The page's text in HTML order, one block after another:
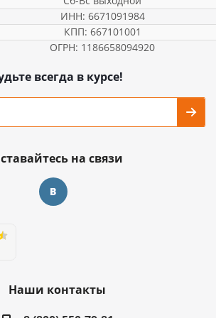
ИНН: 6671091984
КПП: 667101001
ОГРН: 1186658094920
всегда в курсе!
на связи
Наши контакты